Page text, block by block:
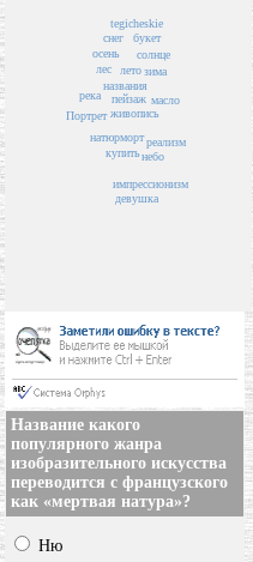
пейзаж
названия
живопись
лето
натюрморт
купить
солнце
лес
зима
осень
букет
масло
река
снег
tegicheskie
реализм
небо
импрессионизм
Портрет
девушка
Название какого
популярного жанра
изобразительного искусства
переводится с французского
как «мертвая натура»?
Ню